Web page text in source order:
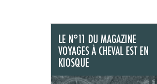
LE N°11 DU MAGAZINE
VOYAGES À CHEVAL EST EN
KIOSQUE